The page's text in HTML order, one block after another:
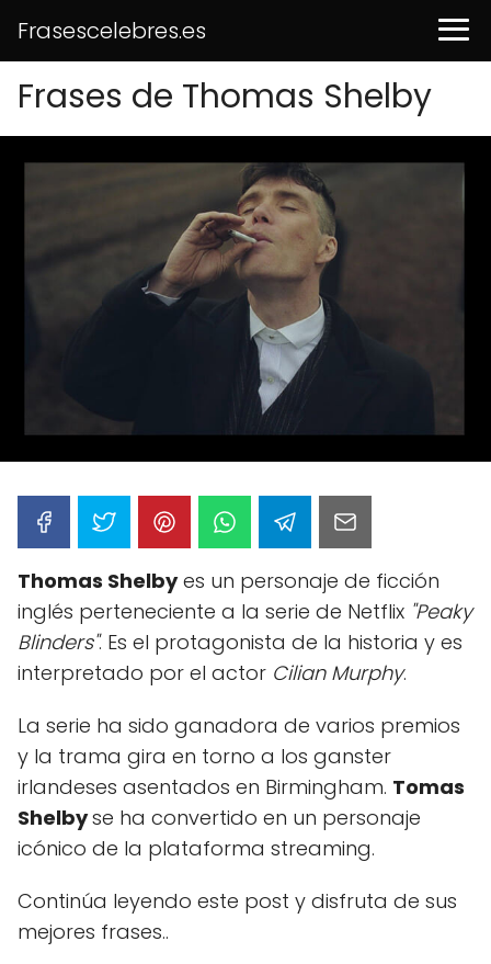
Frasescelebres.es
Frases de Thomas Shelby
Thomas Shelbyes un personaje de ficción
inglés perteneciente a la serie de Netflix "Peaky
Blinders". Es el protagonista de la historia y es
interpretado por el actor Cilian Murphy.
La serie ha sido ganadora de varios premios
y la trama gira en torno a los ganster
irlandeses asentados en Birmingham. Tomas
Shelbyse ha convertido en un personaje
icónico de la plataforma streaming.
Continúa leyendo este post y disfruta de sus
mejores frases..